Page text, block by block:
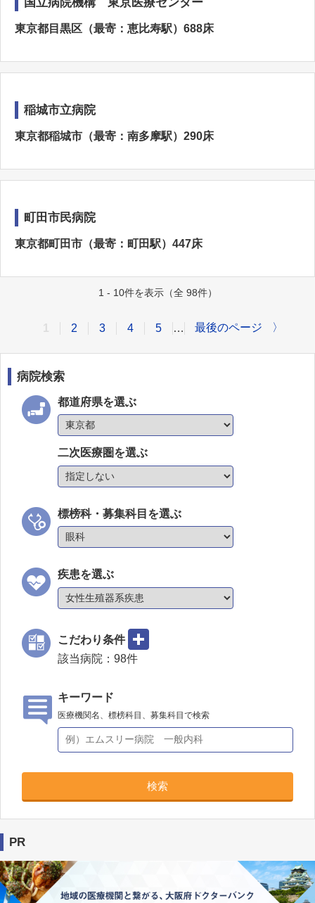
東京都目黒区（最寄：恵比寿駅）688床
稲城市立病院
東京都稲城市（最寄：南多摩駅）290床
町田市民病院
東京都町田市（最寄：町田駅）447床
1 - 10件を表示（全 98件）
2 3 4 5 … 最後のページ 〉
病院検索
都道府県を選ぶ
二次医療圏を選ぶ
標榜科・募集科目を選ぶ
疾患を選ぶ
こだわり条件
該当病院： 98件
キーワード
医療機関名、標榜科目、募集科目で検索
検索
PR